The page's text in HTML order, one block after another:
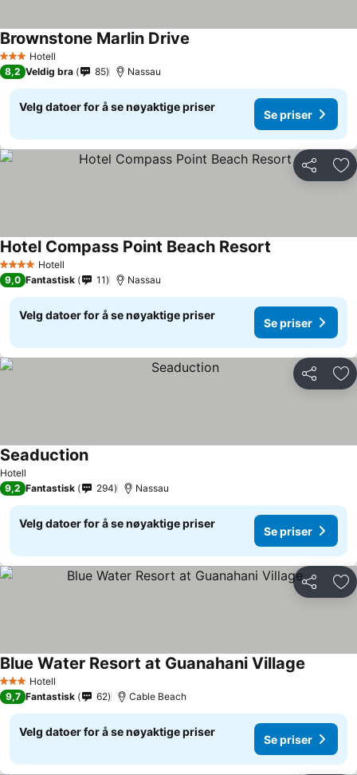
3 StjernerHotell
Brownstone Marlin Drive
8,2 Veldig bra 85 Nassau
Velg datoer for å se nøyaktige priser
Se priser
Del
4 StjernerHotell
Hotel Compass Point Beach Resort
9,0 Fantastisk 11 Nassau
Velg datoer for å se nøyaktige priser
Se priser
Del
Hotell
Seaduction
9,2 Fantastisk 294 Nassau
Velg datoer for å se nøyaktige priser
Se priser
Del
3 StjernerHotell
Blue Water Resort at Guanahani Village
9,7 Fantastisk 62 Cable Beach
Velg datoer for å se nøyaktige priser
Se priser